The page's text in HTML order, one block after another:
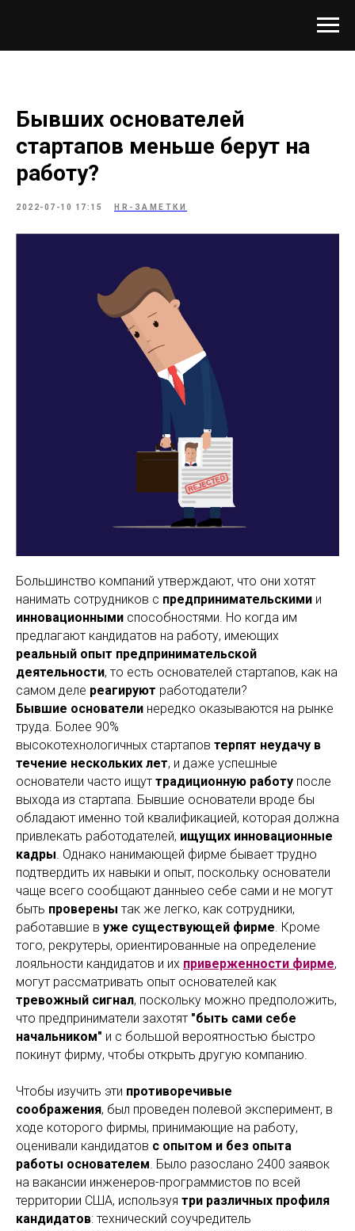
Бывших основателей
стартапов меньше берут на
работу?
2022-07-10 17:15 HR-ЗАМЕТКИ
Большинство компаний утверждают, что они хотят
нанимать сотрудников с предпринимательскими и
инновационными способностями. Но когда им
предлагают кандидатов на работу, имеющих
реальный опыт предпринимательской
деятельности, то есть основателей стартапов, как на
самом деле реагируют работодатели?
Бывшие основатели нередко оказываются на рынке
труда. Более 90%
высокотехнологичных стартапов терпят неудачу в
течение нескольких лет, и даже успешные
основатели часто ищут традиционную работу после
выхода из стартапа. Бывшие основатели вроде бы
обладают именно той квалификацией, которая должна
привлекать работодателей, ищущих инновационные
кадры. Однако нанимающей фирме бывает трудно
подтвердить их навыки и опыт, поскольку основатели
чаще всего сообщают данныео себе сами и не могут
быть проверены так же легко, как сотрудники,
работавшие в уже существующей фирме. Кроме
того, рекрутеры, ориентированные на определение
лояльности кандидатов и их приверженности фирме,
могут рассматривать опыт основателей как
тревожный сигнал, поскольку можно предположить,
что предприниматели захотят "быть сами себе
начальником" и с большой вероятностью быстро
покинут фирму, чтобы открыть другую компанию.
Чтобы изучить эти противоречивые
соображения, был проведен полевой эксперимент, в
ходе которого фирмы, принимающие на работу,
оценивали кандидатов с опытом и без опыта
работы основателем. Было разослано 2400 заявок
на вакансии инженеров-программистов по всей
территории США, используя три различных профиля
кандидатов: технический соучредитель